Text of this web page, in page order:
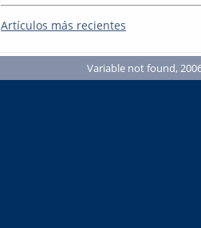
Artículos más recientes
Variable not found,